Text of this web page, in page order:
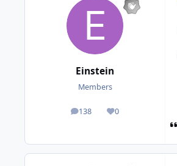
Einstein
Members
138
posts 0
Reputation